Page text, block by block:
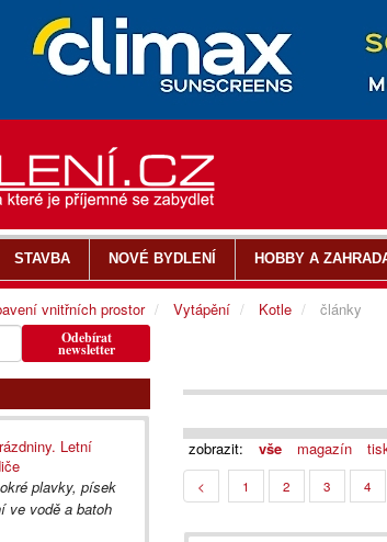
zobrazit: vše magazín
< 1 2 3 4
Odebírat
newsletter
Letní
plavky, písek
ve vodě a batoh
STAVBA NOVÉ BYDLENÍ HOBBY A
vnitřních prostor Vytápění Kotle články